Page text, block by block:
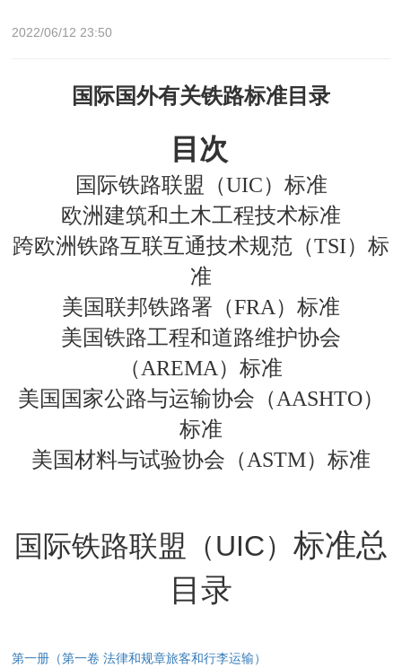
2022/06/12 23:50
国际国外有关铁路标准目录
目次
国际铁路联盟（UIC）标准
欧洲建筑和土木工程技术标准
跨欧洲铁路互联互通技术规范（TSI） 标
准
美国联邦铁路署（FRA） 标准
美国铁路工程和道路维护协会
（AREMA）标准
美国国家公路与运输协会（AASHTO）
标准
美国材料与试验协会（ASTM） 标准
国际铁路联盟（UIC） 标准总
目录
第一册（第一卷 法律和规章旅客和行李运输）